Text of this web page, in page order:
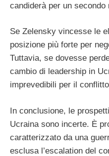
candiderà per un secondo
Se Zelensky vincesse le
posizione più forte per
Tuttavia, se dovesse
cambio di leadership in
imprevedibili per il
In conclusione, le
Ucraina sono incerte. È
caratterizzato da una
esclusa l’escalation del